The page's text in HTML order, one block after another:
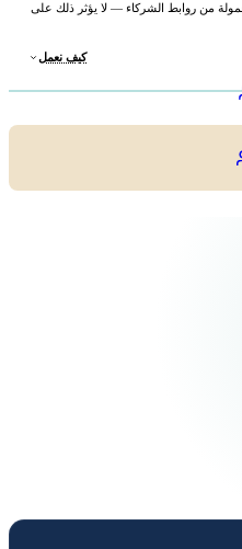
من روابط الشركاء — لا يؤثر ذلك على
كيف نعمل